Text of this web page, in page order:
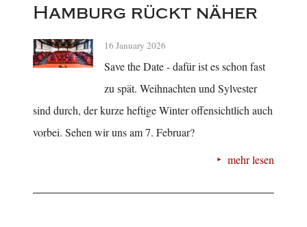
Hamburg rückt näher
16 January 2026
Save the Date - dafür ist es schon fast
zu spät. Weihnachten und Sylvester
sind durch, der kurze heftige Winter offensichtlich auch
vorbei. Sehen wir uns am 7. Februar?
mehr lesen